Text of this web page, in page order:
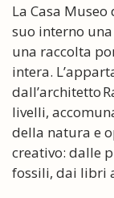
La Casa
suo interno
una raccolta
intera.
dall’architetto
livelli,
della natura e
creativo: dalle
fossili, dai libri